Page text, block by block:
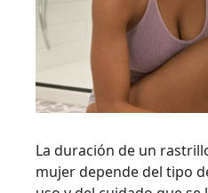
La duración de un
mujer depende del tipo